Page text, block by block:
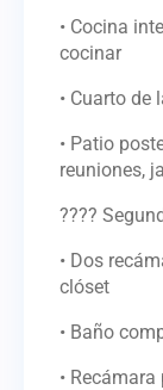
• Cocina
cocinar
• Cuarto de
• Patio
reuniones,
????
• Dos
clóset
• Baño
•